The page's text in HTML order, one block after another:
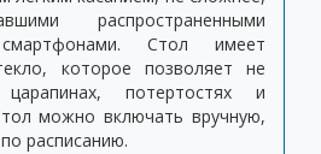
распространенными
Стол имеет
которое позволяет не
потертостях и
можно включать вручную,
расписанию.